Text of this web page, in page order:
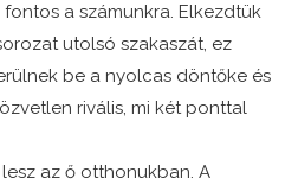
a számunkra. Elkezdtük
utolsó szakaszát, ez
be a nyolcas döntőke és
rivális, mi két ponttal
az ő otthonukban. A